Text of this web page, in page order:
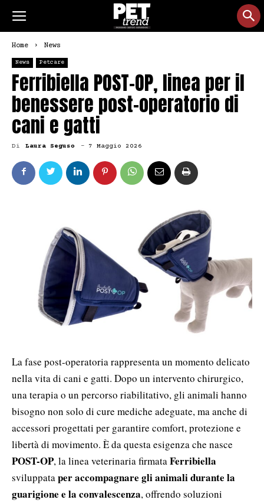
Home News
News Petcare
Ferribiella POST-OP, linea per il
benessere post-operatorio di
cani e gatti
Di Laura Seguso - 7 Maggio 2026
La fase post-operatoria rappresenta un momento delicato
nella vita di cani e gatti. Dopo un intervento chirurgico,
una terapia o un percorso riabilitativo, gli animali hanno
bisogno non solo di cure mediche adeguate, ma anche di
accessori progettati per garantire comfort, protezione e
libertà di movimento. È da questa esigenza che nasce
POST-OP, la linea veterinaria firmataFerribiella
sviluppataper accompagnare gli animali durante la
guarigione e la convalescenza, offrendo soluzioni